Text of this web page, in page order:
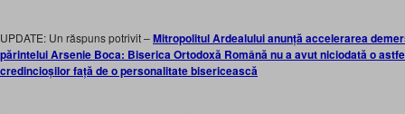
UPDATE: Un răspuns potrivit –Mitropolitul Ardealului anunță accelerarea
părintelui Arsenie Boca: Biserica Ortodoxă Română nu a avut niciodată o
credincioșilor față de o personalitate bisericească